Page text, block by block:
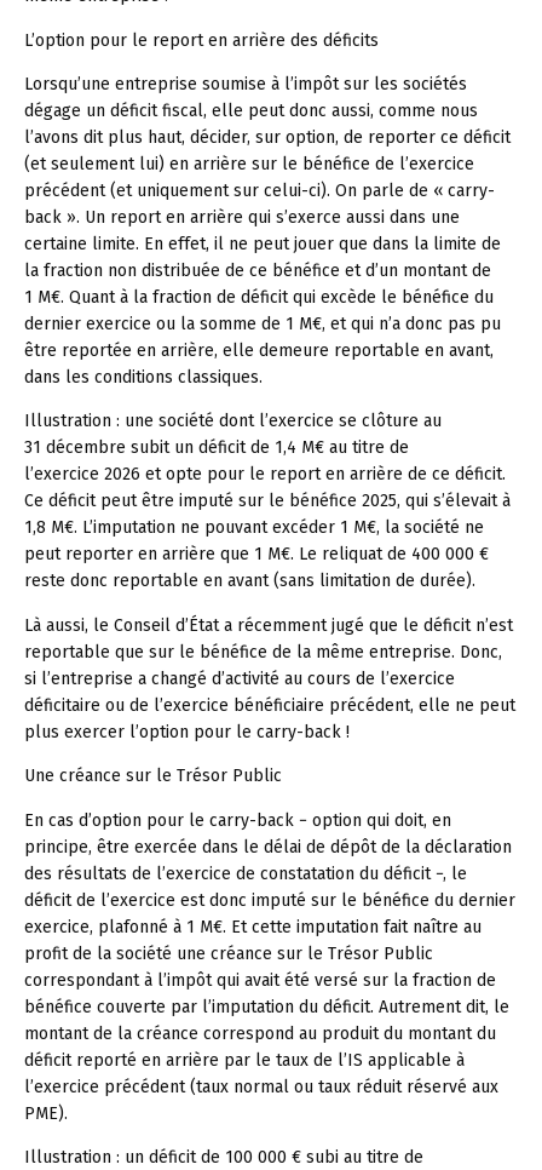
L’option pour le report en arrière des déficits
Lorsqu’une entreprise soumise à l’impôt sur les sociétés
dégage un déficit fiscal, elle peut donc aussi, comme nous
l’avons dit plus haut, décider, sur option, de reporter ce déficit
(et seulement lui) en arrière sur le bénéfice de l’exercice
précédent (et uniquement sur celui-ci). On parle de « carry-
back ». Un report en arrière qui s’exerce aussi dans une
certaine limite. En effet, il ne peut jouer que dans la limite de
la fraction non distribuée de ce bénéfice et d’un montant de
1 M€. Quant à la fraction de déficit qui excède le bénéfice du
dernier exercice ou la somme de 1 M€, et qui n’a donc pas pu
être reportée en arrière, elle demeure reportable en avant,
dans les conditions classiques.
Illustration : une société dont l’exercice se clôture au
31 décembre subit un déficit de 1,4 M€ au titre de
l’exercice 2026 et opte pour le report en arrière de ce déficit.
Ce déficit peut être imputé sur le bénéfice 2025, qui s’élevait à
1,8 M€. L’imputation ne pouvant excéder 1 M€, la société ne
peut reporter en arrière que 1 M€. Le reliquat de 400 000 €
reste donc reportable en avant (sans limitation de durée).
Là aussi, le Conseil d’État a récemment jugé que le déficit n’est
reportable que sur le bénéfice de la même entreprise. Donc,
si l’entreprise a changé d’activité au cours de l’exercice
déficitaire ou de l’exercice bénéficiaire précédent, elle ne peut
plus exercer l’option pour le carry-back !
Une créance sur le Trésor Public
En cas d’option pour le carry-back − option qui doit, en
principe, être exercée dans le délai de dépôt de la déclaration
des résultats de l’exercice de constatation du déficit −, le
déficit de l’exercice est donc imputé sur le bénéfice du dernier
exercice, plafonné à 1 M€. Et cette imputation fait naître au
profit de la société une créance sur le Trésor Public
correspondant à l’impôt qui avait été versé sur la fraction de
bénéfice couverte par l’imputation du déficit. Autrement dit, le
montant de la créance correspond au produit du montant du
déficit reporté en arrière par le taux de l’IS applicable à
l’exercice précédent (taux normal ou taux réduit réservé aux
PME).
Illustration : un déficit de 100 000 € subi au titre de